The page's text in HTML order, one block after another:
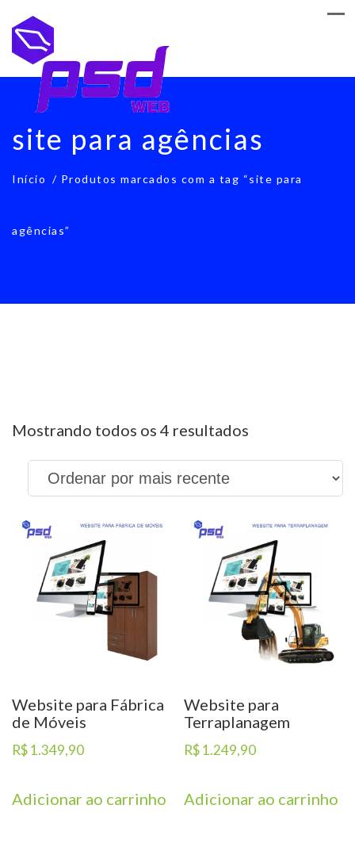
site para agências
Início / Produtos marcados com a tag “site para
agências”
Mostrando todos os 4 resultados
por
Website para Fábrica
de Móveis
R$1.349,90
Adicionar ao carrinho
Website para
Terraplanagem
R$1.249,90
Adicionar ao carrinho